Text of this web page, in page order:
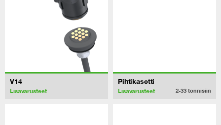
V14
Lisävarusteet
Pihtikasetti
Lisävarusteet 2-33 tonnisiin